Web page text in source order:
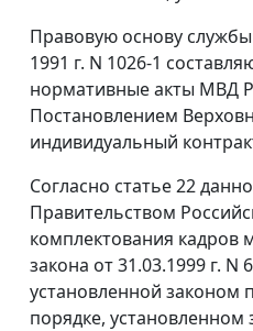
Правовую основу службы
1991 г. N 1026-1
нормативные акты МВД
Постановлением
индивидуальный
Согласно статье 22
Правительством
комплектования кадров
закона от 31.03.1999 г.
установленной законом
порядке, установленном